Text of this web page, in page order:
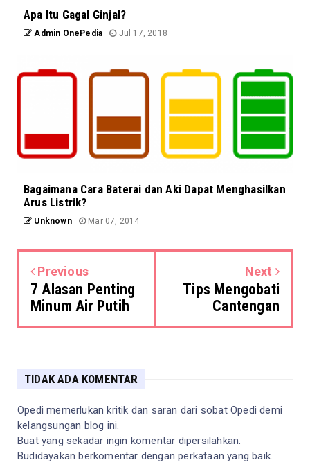
Apa Itu Gagal Ginjal?
Admin OnePedia Jul 17, 2018
Bagaimana Cara Baterai dan Aki Dapat Menghasilkan
Arus Listrik?
Unknown Mar 07, 2014
Previous
7 Alasan Penting
Minum Air Putih
Next
Tips Mengobati
Cantengan
TIDAK ADA KOMENTAR
Opedi memerlukan kritik dan saran dari sobat Opedi demi
kelangsungan blog ini.
Buat yang sekadar ingin komentar dipersilahkan.
Budidayakan berkomentar dengan perkataan yang baik.